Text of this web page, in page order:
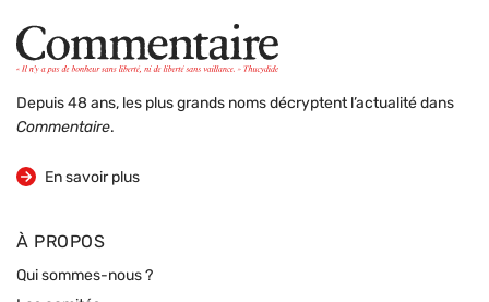
Depuis 48 ans, les plus grands noms décryptent l’actualité dans
Commentaire.
En savoir plus
sur la revue
À PROPOS
Qui sommes-nous ?